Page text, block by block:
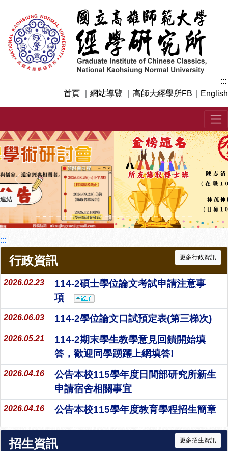
:::
首頁
網站導覽 高師大經學所FB English
上一張 下一
:::
行政資訊 更多行政資訊
2026.02.23
114-2碩士學位論文考試申請注意事
項
2026.06.03 114-2學位論文口試預定表(第三梯次)
2026.05.21
114-2期末學生教學意見回饋開始填
答，歡迎同學踴躍上網填答!
2026.04.16
公告本校115學年度日間部研究所新生
申請宿舍相關事宜
2026.04.16 公告本校115學年度教育學程招生簡章
招生資訊 更多招生資訊